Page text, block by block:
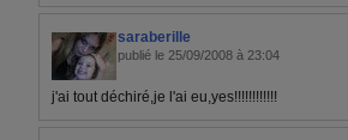
saraberille
publié le 25/09/2008 à 23:04
j'ai tout déchiré,je l'ai eu,yes!!!!!!!!!!!!